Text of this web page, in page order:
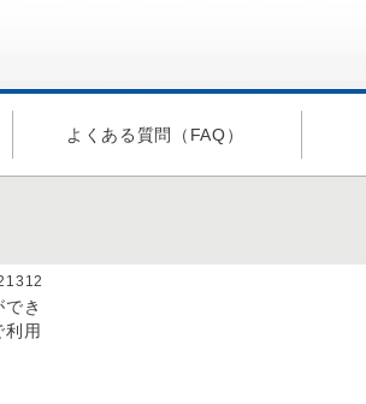
よくある質問（FAQ）
き
用